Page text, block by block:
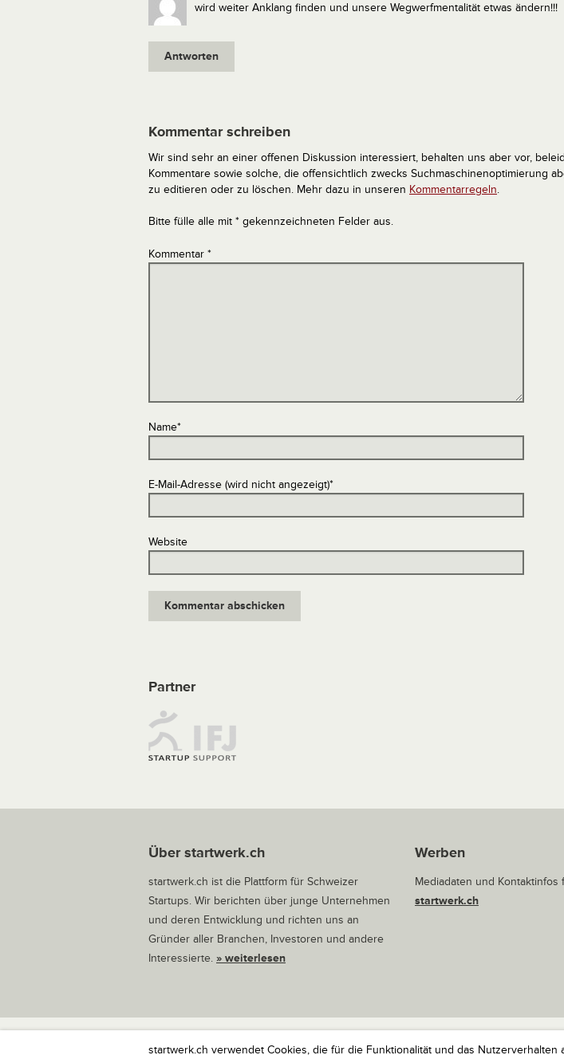
startwerk.ch verwendet Cookies, die für die Funktionalität und das
wird weiter Anklang finden und unsere Wegwerfmentalität etwas ändern!!!
Antworten
Kommentar schreiben
Wir sind sehr an einer offenen Diskussion interessiert, behalten uns aber vor,
Kommentare sowie solche, die offensichtlich zwecks Suchmaschinenoptimierung
zu editieren oder zu löschen. Mehr dazu in unseren Kommentarregeln.
Bitte fülle alle mit * gekennzeichneten Felder aus.
Kommentar *
Name*
E-Mail-Adresse (wird nicht angezeigt)*
Website
Partner
Über startwerk.ch
startwerk.ch ist die Plattform für Schweizer
Startups. Wir berichten über junge Unternehmen
und deren Entwicklung und richten uns an
Gründer aller Branchen, Investoren und andere
Interessierte. » weiterlesen
Werben
Mediadaten und Kontaktinfos
startwerk.ch